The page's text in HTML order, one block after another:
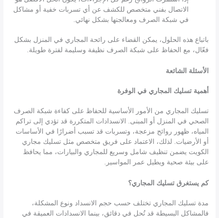
الاتصال بفني متخصص للكشف عن أي تسربات خفية أو مشاكل
في شبكة الصرف ومعالجتها بشكل نهائي.
باتباع هذه الحلول، يمكن القضاء على رائحة المجاري في المنزل بشكل
فعّال، مع الحفاظ على شبكة الصرف نظيفة وسليمة لفترة طويلة.
الأسئلة الشائعة
أهمية تسليك المجاري في الوفرة
تسليك المجاري من الأمور الأساسية للحفاظ على كفاءة شبكة الصرف
الصحي في المنزل أو المبنى. الانسدادات المتكررة قد تؤدي إلى تراكم
المياه، ظهور روائح مزعجة، وتسربات قد تسبب أضرارًا في الأساسات
أو الأرضيات. لذلك، الاعتماد على فريق متخصص مثل تسليك مجاري
الكويت يضمن تنظيف شامل وسريع للمجاري والبيارات، مما يحافظ
على بيئة صحية ويطيل عمر المواسير.
كم يستغرق تسليك المجاري؟
مدة تسليك المجاري تختلف حسب حجم الانسداد ونوع المشكلة،
فالمشاكل البسيطة قد تُحل في دقائق، بينما الانسدادات العميقة في